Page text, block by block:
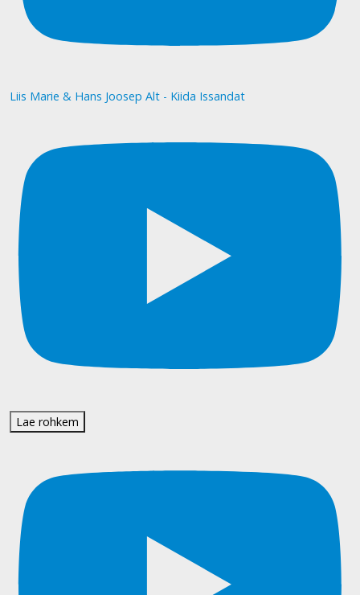
Liis Marie & Hans Joosep Alt - Kiida Issandat
Lae rohkem